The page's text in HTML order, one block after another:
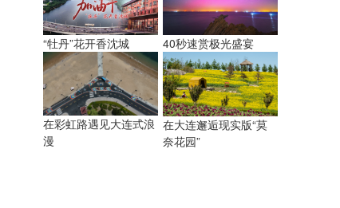
“牡丹”花开香沈城 40秒速赏极光盛宴
在彩虹路遇见大连式浪
漫
在大连邂逅现实版“莫
奈花园”